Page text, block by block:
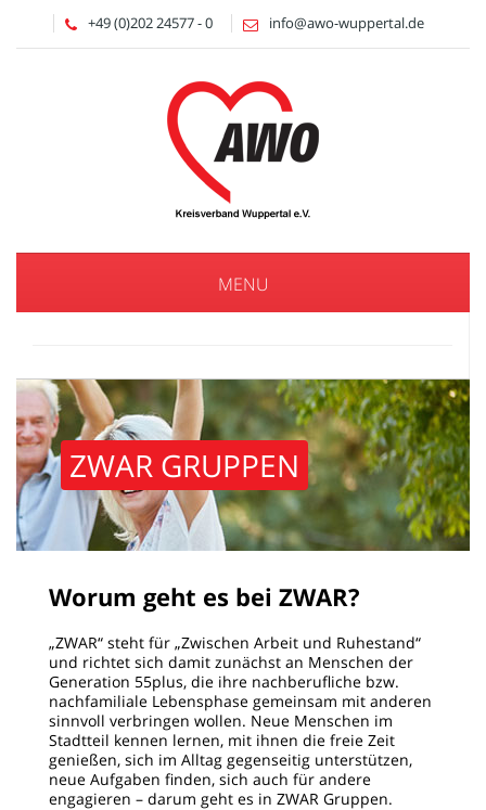
+49 (0)202 24577 - 0 info@awo-wuppertal.de
MENU
ZWAR GRUPPEN
Worum geht es bei ZWAR?
„ZWAR“ steht für „Zwischen Arbeit und Ruhestand“
und richtet sich damit zunächst an Menschen der
Generation 55plus, die ihre nachberufliche bzw.
nachfamiliale Lebensphase gemeinsam mit anderen
sinnvoll verbringen wollen. Neue Menschen im
Stadtteil kennen lernen, mit ihnen die freie Zeit
genießen, sich im Alltag gegenseitig unterstützen,
neue Aufgaben finden, sich auch für andere
engagieren – darum geht es in ZWAR Gruppen.